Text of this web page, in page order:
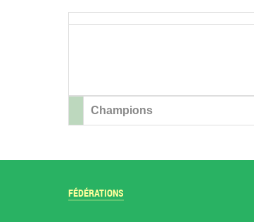
Champions
FÉDÉRATIONS